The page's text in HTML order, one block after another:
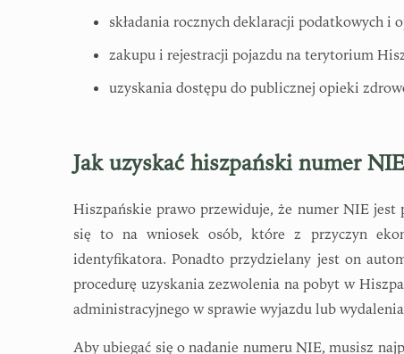
składania rocznych deklaracji podatkowych i
zakupu i rejestracji pojazdu na terytorium
uzyskania dostępu do publicznej opieki
Jak uzyskać hiszpański numer
Hiszpańskie prawo przewiduje, że numer NIE
się to na wniosek osób, które z przyczyn
identyfikatora. Ponadto przydzielany jest on
procedurę uzyskania zezwolenia na pobyt w
administracyjnego w sprawie wyjazdu lub
Aby ubiegać się o nadanie numeru NIE, musisz